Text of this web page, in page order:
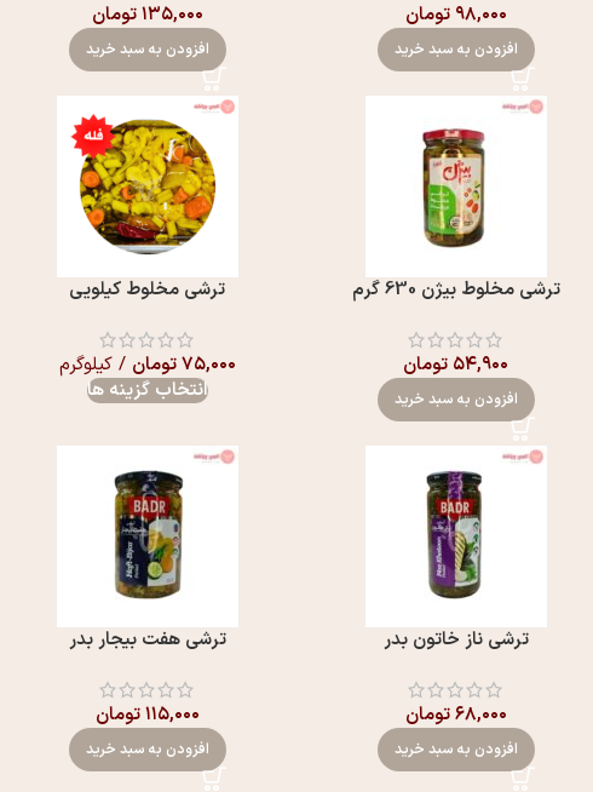
۹۸,۰۰۰ تومان
افزودن به سبد خرید
۱۳۵,۰۰۰تومان
افزودن به سبد خرید
ترشی مخلوط بیژن 630 گرم
۵۴,۹۰۰ تومان
افزودن به سبد خرید
ترشی مخلوط کیلویی
۷۵,۰۰۰تومان / کیلوگرم
انتخاب گزینه ها
ترشی ناز خاتون بدر
۶۸,۰۰۰تومان
افزودن به سبد خرید
ترشی هفت بیجار بدر
۱۱۵,۰۰۰تومان
افزودن به سبد خرید